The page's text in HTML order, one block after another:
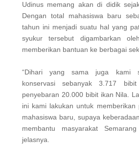
Udinus memang akan di didik
Dengan total mahasiswa baru
tahun ini menjadi suatu hal yang
syukur tersebut digambarkan
memberikan bantuan ke berbagai
“Dihari yang sama juga kami
konservasi sebanyak 3.717
penyebaran 20.000 bibit ikan Nila.
ini kami lakukan untuk memberikan
mahasiswa baru, supaya
membantu masyarakat
jelasnya.